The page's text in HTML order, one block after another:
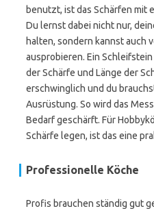
benutzt, ist das Schärfen mit
Du lernst dabei nicht nur,
halten, sondern kannst auch
ausprobieren. Ein
der Schärfe und Länge der
erschwinglich und du
Ausrüstung. So wird das
Bedarf geschärft. Für
Schärfe legen, ist das eine
Professionelle Köche
Profis brauchen ständig gut